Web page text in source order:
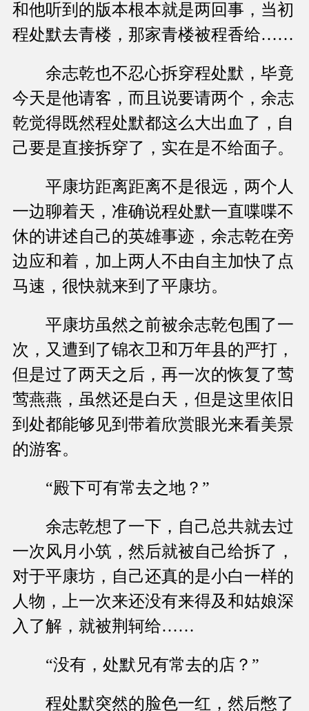
和他听到的版本根本就是两回事，当初
程处默去青楼，那家青楼被程香给……
余志乾也不忍心拆穿程处默，毕竟
今天是他请客，而且说要请两个，余志
乾觉得既然程处默都这么大出血了，自
己要是直接拆穿了，实在是不给面子。
平康坊距离距离不是很远，两个人
一边聊着天，准确说程处默一直喋喋不
休的讲述自己的英雄事迹，余志乾在旁
边应和着，加上两人不由自主加快了点
马速，很快就来到了平康坊。
平康坊虽然之前被余志乾包围了一
次，又遭到了锦衣卫和万年县的严打，
但是过了两天之后，再一次的恢复了莺
莺燕燕，虽然还是白天，但是这里依旧
到处都能够见到带着欣赏眼光来看美景
的游客。
“殿下可有常去之地？”
余志乾想了一下，自己总共就去过
一次风月小筑，然后就被自己给拆了，
对于平康坊，自己还真的是小白一样的
人物，上一次来还没有来得及和姑娘深
入了解，就被荆轲给……
“没有，处默兄有常去的店？”
程处默突然的脸色一红，然后憋了